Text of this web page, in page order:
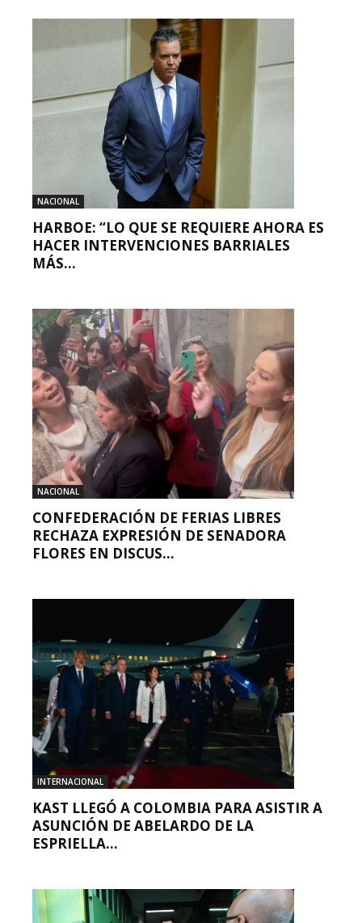
NACIONAL
HARBOE: “LO QUE SE REQUIERE AHORA ES
HACER INTERVENCIONES BARRIALES
MÁS...
NACIONAL
CONFEDERACIÓN DE FERIAS LIBRES
RECHAZA EXPRESIÓN DE SENADORA
FLORES EN DISCUS...
INTERNACIONAL
KAST LLEGÓ A COLOMBIA PARA ASISTIR A
ASUNCIÓN DE ABELARDO DE LA
ESPRIELLA...